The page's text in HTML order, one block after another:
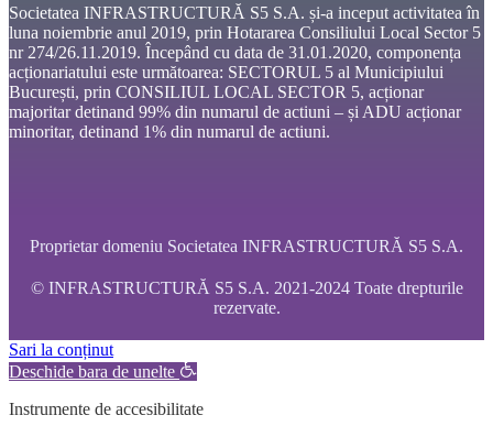
Societatea INFRASTRUCTURĂ S5 S.A. și-a inceput activitatea în
luna noiembrie anul 2019, prin Hotararea Consiliului Local Sector 5
nr 274/26.11.2019. Începând cu data de 31.01.2020, componența
acționariatului este următoarea: SECTORUL 5 al Municipiului
București, prin CONSILIUL LOCAL SECTOR 5, acționar
majoritar detinand 99% din numarul de actiuni – și ADU acționar
minoritar, detinand 1% din numarul de actiuni.
Proprietar domeniu Societatea INFRASTRUCTURĂ S5 S.A.
© INFRASTRUCTURĂ S5 S.A. 2021-2024 Toate drepturile
rezervate.
Sari la conținut
Deschide bara de unelte
Instrumente de accesibilitate